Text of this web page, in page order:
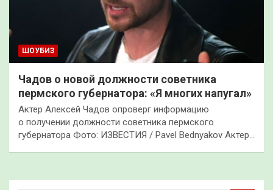
ШОУБИЗ
Чадов о новой должности советника
пермского губернатора: «Я многих напугал»
Актер Алексей Чадов опроверг информацию
о получении должности советника пермского
губернатора Фото: ИЗВЕСТИЯ / Pavel Bednyakov Актер…